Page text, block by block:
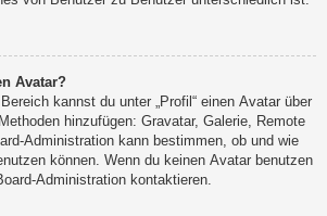
Avatar?
kannst du unter „Profil“ einen Avatar über
hinzufügen: Gravatar, Galerie, Remote
Administration kann bestimmen, ob und wie
können. Wenn du keinen Avatar benutzen
Administration kontaktieren.